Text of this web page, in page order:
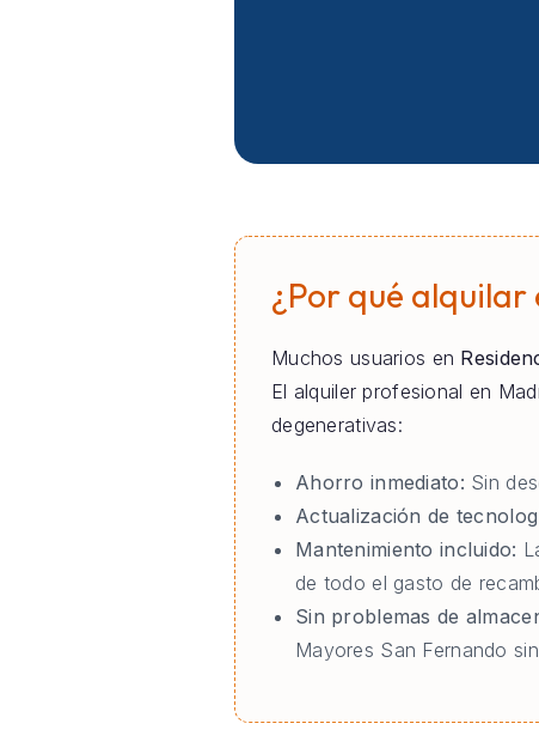
¿Por qué
Muchos usuarios en
El alquiler profesional en
degenerativas:
Ahorro inmediato: Sin
Actualización de
Mantenimiento incluido:
de todo el gasto de
Sin problemas de
Mayores San Fernando